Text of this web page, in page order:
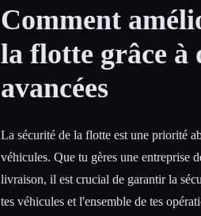
Comment
la flotte grâce à
avancées
La sécurité de la flotte est une priorité
véhicules. Que tu gères une entreprise
livraison, il est crucial de garantir la
tes véhicules et l'ensemble de tes